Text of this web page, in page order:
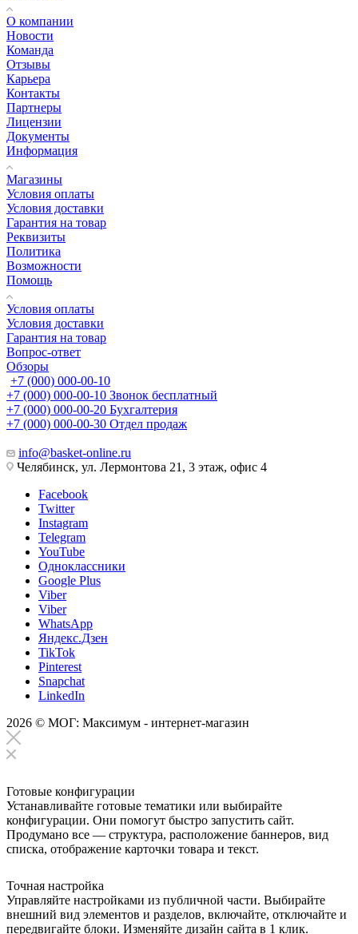
О компании
Новости
Команда
Отзывы
Карьера
Контакты
Партнеры
Лицензии
Документы
Информация
Магазины
Условия оплаты
Условия доставки
Гарантия на товар
Реквизиты
Политика
Возможности
Помощь
Условия оплаты
Условия доставки
Гарантия на товар
Вопрос-ответ
Обзоры
+7 (000) 000-00-10
+7 (000) 000-00-10 Звонок бесплатный
+7 (000) 000-00-20 Бухгалтерия
+7 (000) 000-00-30 Отдел продаж
info@basket-online.ru
Челябинск, ул. Лермонтова 21, 3 этаж, офис 4
Facebook
Twitter
Instagram
Telegram
YouTube
Одноклассники
Google Plus
Viber
Viber
WhatsApp
Яндекс.Дзен
TikTok
Pinterest
Snapchat
LinkedIn
2026 © МОГ: Максимум - интернет-магазин
Готовые конфигурации
Устанавливайте готовые тематики или выбирайте
конфигурации. Они помогут быстро запустить сайт.
Продумано все — структура, расположение баннеров, вид
списка, отображение карточки товара и текст.
Точная настройка
Управляйте настройками из публичной части. Выбирайте
внешний вид элементов и разделов, включайте, отключайте и
передвигайте блоки. Изменяйте дизайн сайта в 1 клик.